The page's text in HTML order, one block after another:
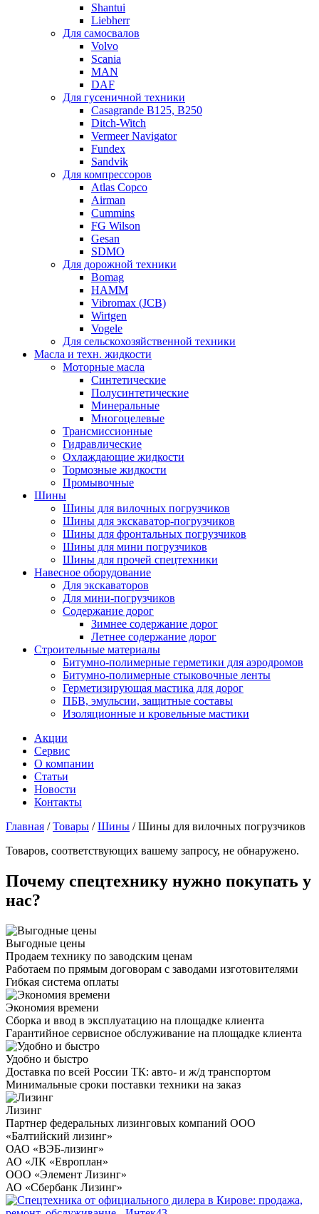
Shantui
Liebherr
Для самосвалов
Volvo
Scania
MAN
DAF
Для гусеничной техники
Casagrande B125, B250
Ditch-Witch
Vermeer Navigator
Fundex
Sandvik
Для компрессоров
Atlas Copco
Airman
Cummins
FG Wilson
Gesan
SDMO
Для дорожной техники
Bomag
HAMM
Vibromax (JCB)
Wirtgen
Vogele
Для сельскохозяйственной техники
Масла и техн. жидкости
Моторные масла
Синтетические
Полусинтетические
Минеральные
Многоцелевые
Трансмиссионные
Гидравлические
Охлаждающие жидкости
Тормозные жидкости
Промывочные
Шины
Шины для вилочных погрузчиков
Шины для экскаватор-погрузчиков
Шины для фронтальных погрузчиков
Шины для мини погрузчиков
Шины для прочей спецтехники
Навесное оборудование
Для экскаваторов
Для мини-погрузчиков
Содержание дорог
Зимнее содержание дорог
Летнее содержание дорог
Строительные материалы
Битумно-полимерные герметики для аэродромов
Битумно-полимерные стыковочные ленты
Герметизирующая мастика для дорог
ПБВ, эмульсии, защитные составы
Изоляционные и кровельные мастики
Акции
Сервис
О компании
Статьи
Новости
Контакты
Главная /Товары /Шины /Шины для вилочных погрузчиков
Товаров, соответствующих вашему запросу, не обнаружено.
Почему спецтехнику нужно покупать у
нас?
Выгодные цены
Продаем технику по заводским ценам
Работаем по прямым договорам с заводами изготовителями
Гибкая система оплаты
Экономия времени
Сборка и ввод в эксплуатацию на площадке клиента
Гарантийное сервисное обслуживание на площадке клиента
Удобно и быстро
Доставка по всей России ТК: авто- и ж/д транспортом
Минимальные сроки поставки техники на заказ
Лизинг
Партнер федеральных лизинговых компаний ООО
«Балтийский лизинг»
ОАО «ВЭБ-лизинг»
АО «ЛК «Европлан»
ООО «Элемент Лизинг»
АО «Сбербанк Лизинг»